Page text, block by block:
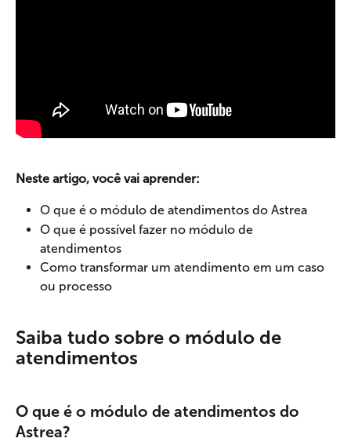
Neste artigo, você vai aprender:
O que é o módulo de atendimentos do Astrea
O que é possível fazer no módulo de
atendimentos
Como transformar um atendimento em um caso
ou processo
Saiba tudo sobre o módulo de
atendimentos
O que é o módulo de atendimentos do
Astrea?